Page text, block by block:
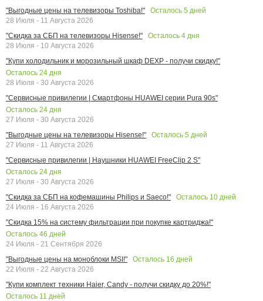
"Выгодные цены на телевизоры Toshiba!"
Осталось 5 дней
28 Июля - 11 Августа 2026
"Скидка за СБП на телевизоры Hisense!"
Осталось 4 дня
28 Июля - 10 Августа 2026
"Купи холодильник и морозильный шкаф DEXP - получи скидку!"
Осталось 24 дня
28 Июля - 30 Августа 2026
"Сервисные привилегии | Смартфоны HUAWEI серии Pura 90s"
Осталось 24 дня
27 Июля - 30 Августа 2026
"Выгодные цены на телевизоры Hisense!"
Осталось 5 дней
27 Июля - 11 Августа 2026
"Сервисные привилегии | Наушники HUAWEI FreeClip 2 S"
Осталось 24 дня
27 Июля - 30 Августа 2026
"Скидка за СБП на кофемашины Philips и Saeco!"
Осталось 10 дней
24 Июля - 16 Августа 2026
"Скидка 15% на систему фильтрации при покупке картриджа!"
Осталось 46 дней
24 Июля - 21 Сентября 2026
"Выгодные цены на моноблоки MSI!"
Осталось 16 дней
22 Июля - 22 Августа 2026
"Купи комплект техники Haier, Candy - получи скидку до 20%!"
Осталось 11 дней